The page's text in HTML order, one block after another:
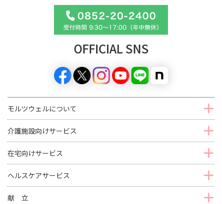
OFFICIAL SNS
モルツウェルについて
介護施設向けサービス
在宅向けサービス
ヘルスケアサービス
献 立